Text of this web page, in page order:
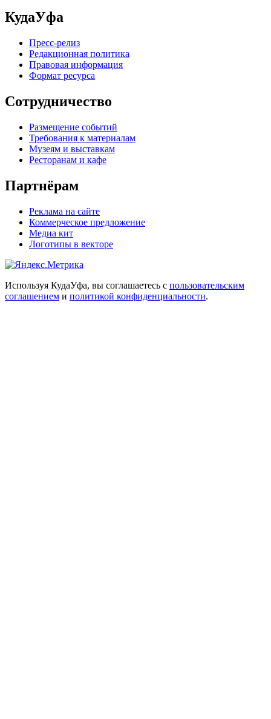
КудаУфа
Пресс-релиз
Редакционная политика
Правовая информация
Формат ресурса
Сотрудничество
Размещение событий
Требования к материалам
Музеям и выставкам
Ресторанам и кафе
Партнёрам
Реклама на сайте
Коммерческое предложение
Медиа кит
Логотипы в векторе
Используя КудаУфа, вы соглашаетесь с пользовательским
соглашением и политикой конфиденциальности.